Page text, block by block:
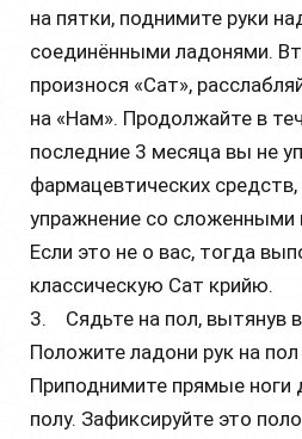
на пятки, поднимите руки
соединёнными ладонями.
произнося «Сат»,
на «Нам». Продолжайте в
последние 3 месяца вы не
фармацевтических
упражнение со сложенными
Если это не о вас, тогда
классическую Сат крийю.
3. Сядьте на пол, вытянув
Положите ладони рук на
Приподнимите прямые ноги
полу. Зафиксируйте это